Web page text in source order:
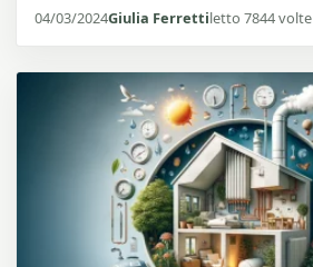
04/03/2024Giulia Ferrettiletto 7844 volte